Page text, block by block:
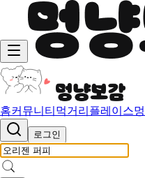
홈커뮤니티 먹거리 플레이스
로그인